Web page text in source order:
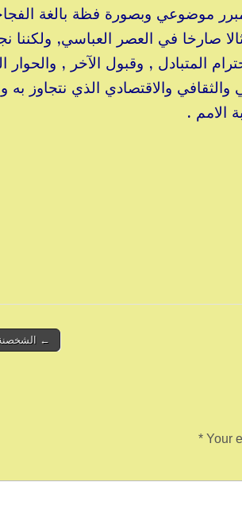
موضوعي وبصورة فظة بالغة
صارخا في العصر العباسي, ولكننا
المتبادل , وقبول الآخر , والحوار
والاقتصادي الذي نتجاوز به
الامم .
← الشخصنة
Your
*